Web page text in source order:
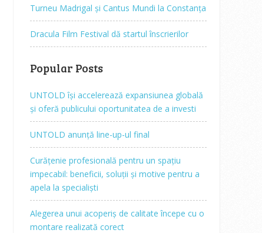
Turneu Madrigal și Cantus Mundi la Constanța
Dracula Film Festival dă startul înscrierilor
Popular Posts
UNTOLD își accelerează expansiunea globală
și oferă publicului oportunitatea de a investi
UNTOLD anunță line-up-ul final
Curățenie profesională pentru un spațiu
impecabil: beneficii, soluții și motive pentru a
apela la specialiști
Alegerea unui acoperiș de calitate începe cu o
montare realizată corect